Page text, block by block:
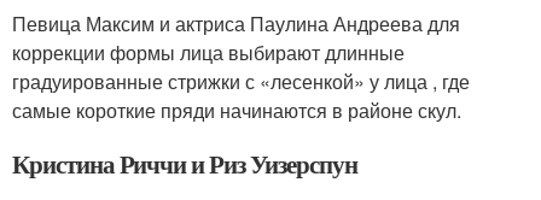
Певица Максим и актриса Паулина Андреева для
коррекции формы лица выбирают длинные
градуированные стрижки с «лесенкой» у лица , где
самые короткие пряди начинаются в районе скул.
Кристина Риччи и Риз Уизерспун